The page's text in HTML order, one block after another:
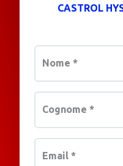
CASTROL
Nome *
Cognome *
Email *